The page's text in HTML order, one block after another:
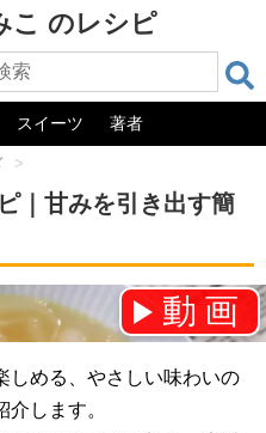
こ のレシピ
スイーツ 著者
>
｜甘みを引き出す簡
動画
願いします！⇒
しめる、やさしい味わいの
します。